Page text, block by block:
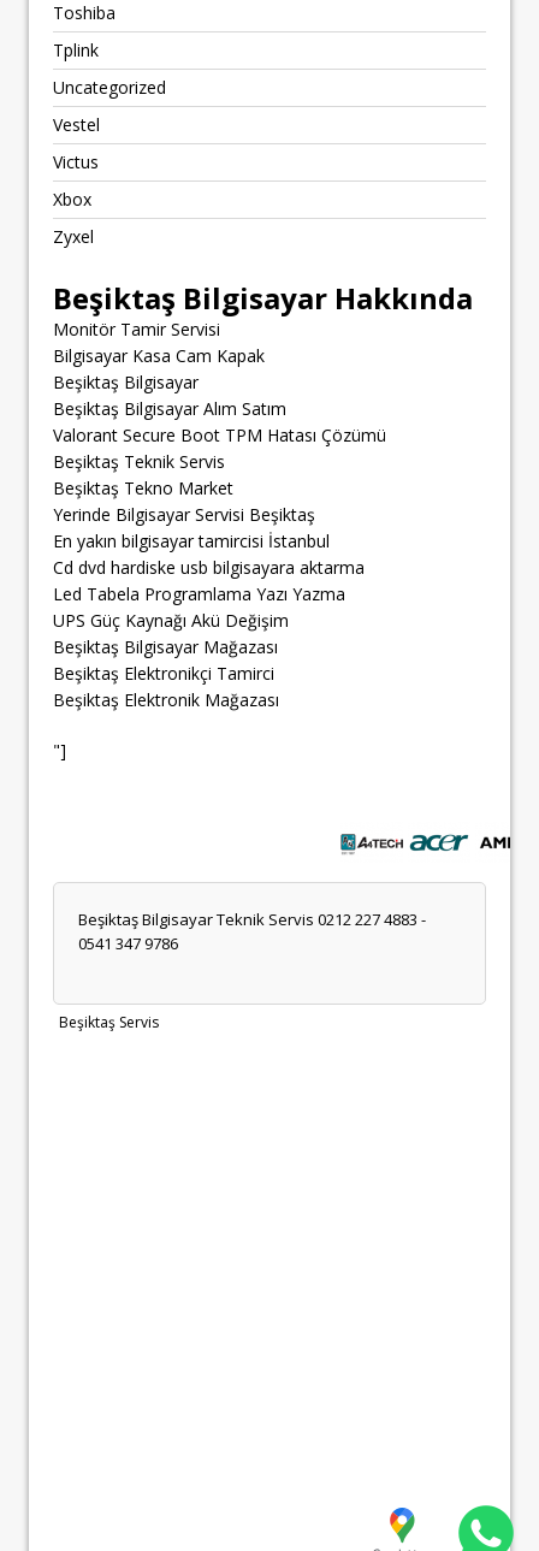
Toshiba
Tplink
Uncategorized
Vestel
Victus
Xbox
Zyxel
Beşiktaş Bilgisayar Hakkında
Monitör Tamir Servisi
Bilgisayar Kasa Cam Kapak
Beşiktaş Bilgisayar
Beşiktaş Bilgisayar Alım Satım
Valorant Secure Boot TPM Hatası Çözümü
Beşiktaş Teknik Servis
Beşiktaş Tekno Market
Yerinde Bilgisayar Servisi Beşiktaş
En yakın bilgisayar tamircisi İstanbul
Cd dvd hardiske usb bilgisayara aktarma
Led Tabela Programlama Yazı Yazma
UPS Güç Kaynağı Akü Değişim
Beşiktaş Bilgisayar Mağazası
Beşiktaş Elektronikçi Tamirci
Beşiktaş Elektronik Mağazası
"]
Beşiktaş Bilgisayar Teknik Servis 0212 227 4883 -
0541 347 9786
Beşiktaş Servis